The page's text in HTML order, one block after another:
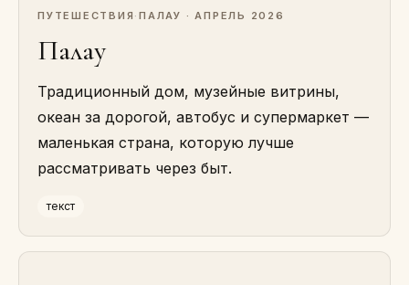
ПУТЕШЕСТВИЯ ·ПАЛАУ · АПРЕЛЬ 2026
Палау
Традиционный дом, музейные витрины,
океан за дорогой, автобус и супермаркет —
маленькая страна, которую лучше
рассматривать через быт.
текст